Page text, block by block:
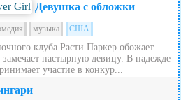
Девушка с обложки
музыка США
клуба Расти Паркер обожает
настырную девицу. В надежде
участие в конкур...